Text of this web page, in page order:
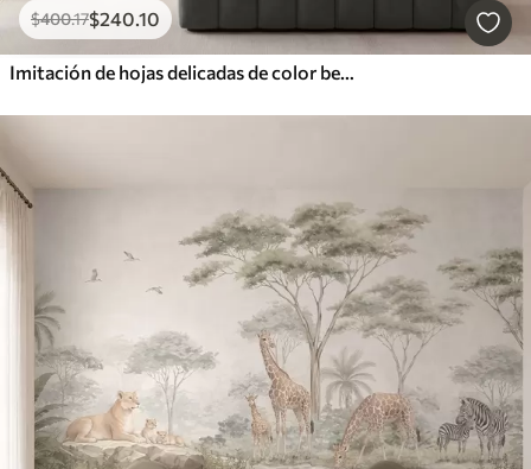
$400.17$240 .10